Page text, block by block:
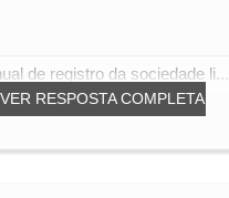
VER RESPOSTA COMPLETA
de registro da sociedade li...